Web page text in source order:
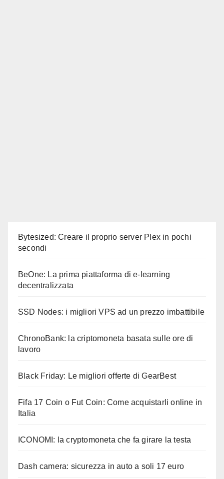
Bytesized: Creare il proprio server Plex in pochi
secondi
BeOne: La prima piattaforma di e-learning
decentralizzata
SSD Nodes: i migliori VPS ad un prezzo imbattibile
ChronoBank: la criptomoneta basata sulle ore di
lavoro
Black Friday: Le migliori offerte di GearBest
Fifa 17 Coin o Fut Coin: Come acquistarli online in
Italia
ICONOMI: la cryptomoneta che fa girare la testa
Dash camera: sicurezza in auto a soli 17 euro